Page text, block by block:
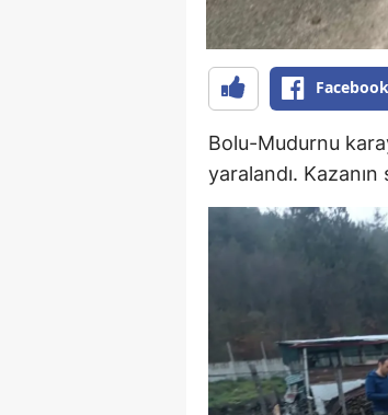
Bolu-Mudurnu
yaralandı.